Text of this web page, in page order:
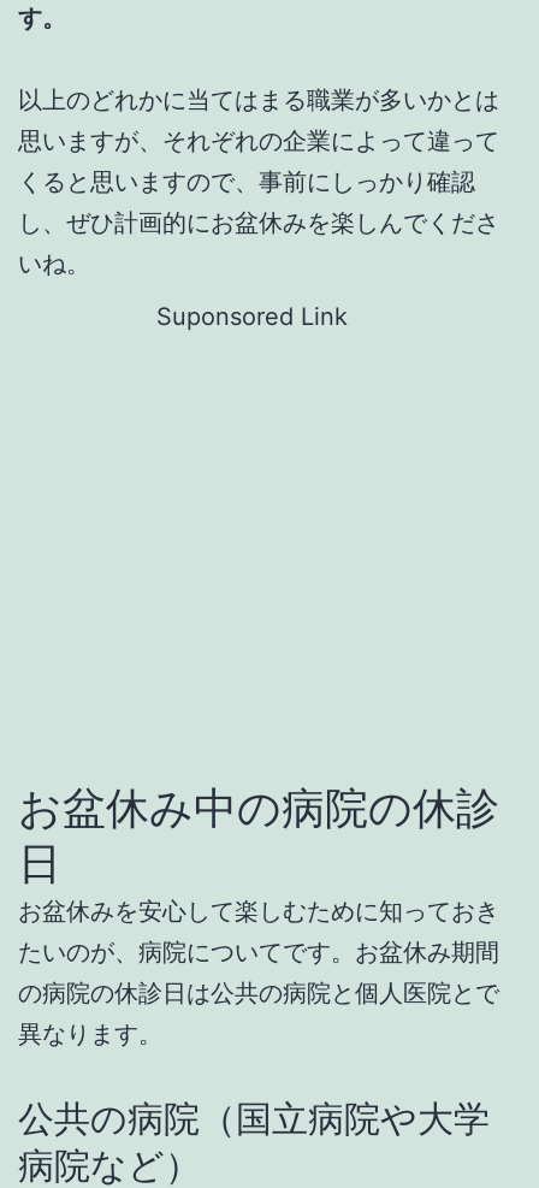
す。
以上のどれかに当てはまる職業が多いかとは
思いますが、それぞれの企業によって違って
くると思いますので、事前にしっかり確認
し、ぜひ計画的にお盆休みを楽しんでくださ
いね。
Suponsored Link
お盆休み中の病院の休診
日
お盆休みを安心して楽しむために知っておき
たいのが、病院についてです。お盆休み期間
の病院の休診日は公共の病院と個人医院とで
異なります。
公共の病院（国立病院や大学
病院など）